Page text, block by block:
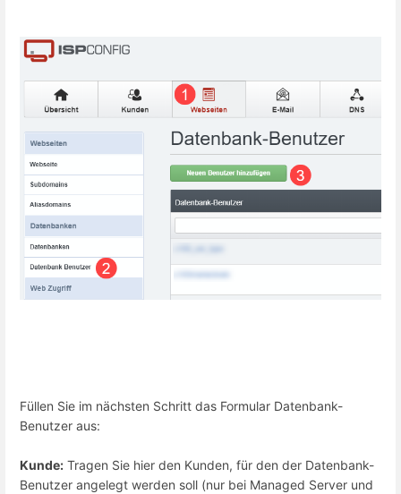
Füllen Sie im nächsten Schritt das Formular Datenbank-
Benutzer aus:
Kunde: Tragen Sie hier den Kunden, für den der Datenbank-
Benutzer angelegt werden soll (nur bei Managed Server und